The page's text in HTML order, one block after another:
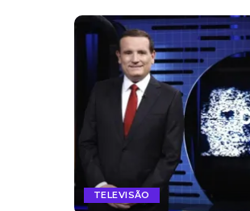
TELEVISÃO